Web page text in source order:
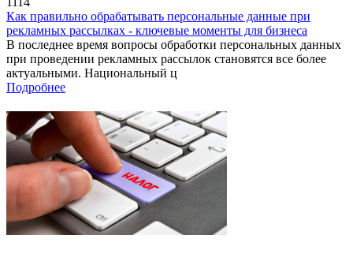
Как правильно обрабатывать персональные данные при
рекламных рассылках - ключевые моменты для бизнеса
В последнее время вопросы обработки персональных данных
при проведении рекламных рассылок становятся все более
актуальными. Национальный ц
Подробнее